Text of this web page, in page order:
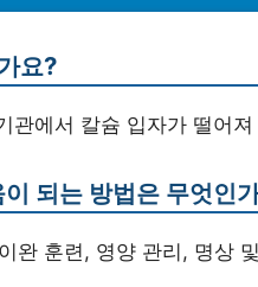
요?
관에서 칼슘 입자가 떨어
되는 방법은 무엇인
완 훈련, 영양 관리, 명상